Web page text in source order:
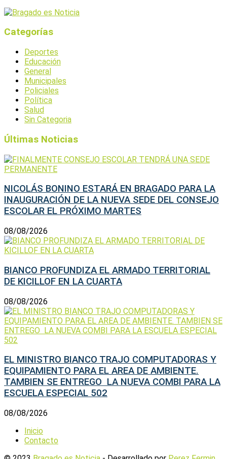
Categorías
Deportes
Educación
General
Municipales
Policiales
Política
Salud
Sin Categoria
Últimas Noticias
NICOLÁS BONINO ESTARÁ EN BRAGADO PARA LA
INAUGURACIÓN DE LA NUEVA SEDE DEL CONSEJO
ESCOLAR EL PRÓXIMO MARTES
08/08/2026
BIANCO PROFUNDIZA EL ARMADO TERRITORIAL
DE KICILLOF EN LA CUARTA
08/08/2026
EL MINISTRO BIANCO TRAJO COMPUTADORAS Y
EQUIPAMIENTO PARA EL AREA DE AMBIENTE.
TAMBIEN SE ENTREGO LA NUEVA COMBI PARA LA
ESCUELA ESPECIAL 502
08/08/2026
Inicio
Contacto